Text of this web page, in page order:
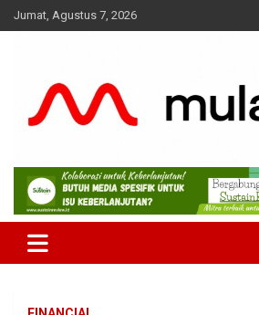
Skip
to
Jumat, Agustus 7, 2026
MulaMula
Medianya para Gen Z